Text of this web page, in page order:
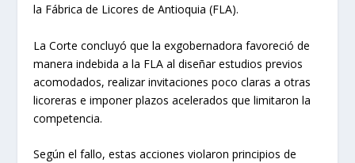
la Fábrica de Licores de Antioquia (FLA).
La Corte concluyó que la exgobernadora favoreció de
manera indebida a la FLA al diseñar estudios previos
acomodados, realizar invitaciones poco claras a otras
licoreras e imponer plazos acelerados que limitaron la
competencia.
Según el fallo, estas acciones violaron principios de